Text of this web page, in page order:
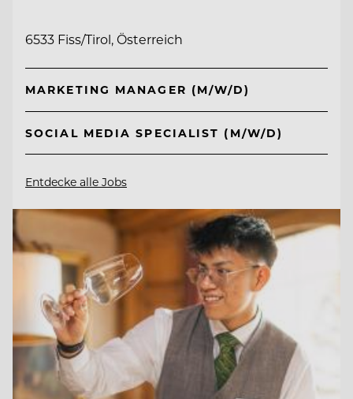
6533 Fiss/Tirol, Österreich
MARKETING MANAGER (M/W/D)
SOCIAL MEDIA SPECIALIST (M/W/D)
Entdecke alle Jobs